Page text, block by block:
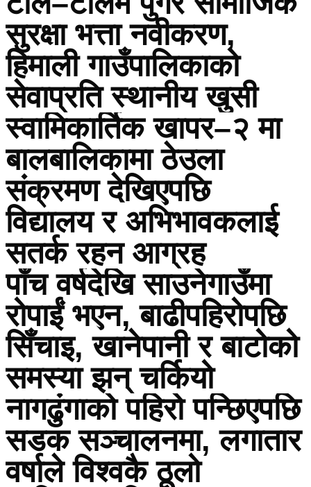
सुरक्षा भत्ता नवीकरण,
हिमाली गाउँपालिकाको
सेवाप्रति स्थानीय खुसी
स्वामिकार्तिक खापर–२ मा
बालबालिकामा ठेउला
संक्रमण देखिएपछि
विद्यालय र अभिभावकलाई
सतर्क रहन आग्रह
पाँच वर्षदेखि साउनेगाउँमा
रोपाईं भएन, बाढीपहिरोपछि
सिँचाइ, खानेपानी र बाटोको
समस्या झन् चर्कियो
नागढुंगाको पहिरो पन्छिएपछि
सडक सञ्चालनमा, लगातार
वर्षाले विश्वकै ठूलो